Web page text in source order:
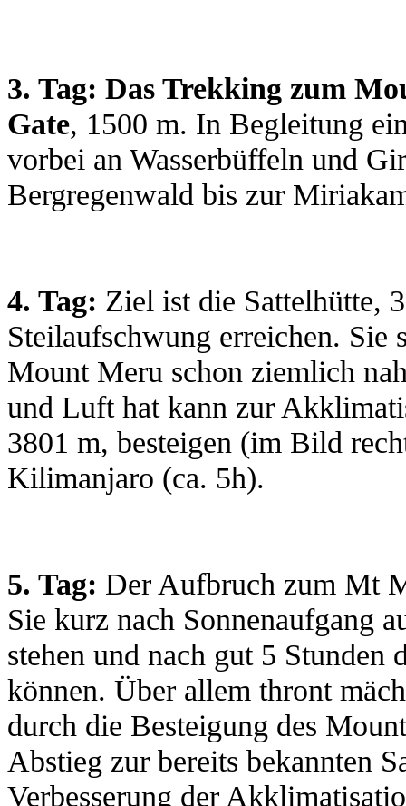
3. Tag: Das Trekking zum
Gate, 1500 m. In Begleitung
vorbei an Wasserbüffeln und
Bergregenwald bis zur
4. Tag: Ziel ist die Sattelhütte,
Steilaufschwung erreichen. Sie
Mount Meru schon ziemlich
und Luft hat kann zur
3801 m, besteigen (im Bild
Kilimanjaro (ca. 5h).
5. Tag: Der Aufbruch zum Mt
Sie kurz nach Sonnenaufgang
stehen und nach gut 5 Stunden
können. Über allem thront
durch die Besteigung des
Abstieg zur bereits bekannten
Verbesserung der